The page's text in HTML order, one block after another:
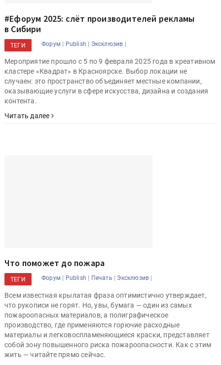
#Ефорум 2025: слёт производителей рекламы
в Сибири
ТЕГИ Форум|Publish|Эксклюзив|
Мероприятие прошло с 5 по 9 февраля 2025 года в креативном
кластере «Квадрат» в Красноярске. Выбор локации не
случаен: это пространство объединяет местные компании,
контента.
Что поможет до пожара
ТЕГИ | Печать |
Всем известная крылатая фраза оптимистично утверждает,
что рукописи не горят. Но, увы, бумага — один из самых
пожароопасных материалов, а полиграфическое
производство, где применяются горючие расходные
материалы и легковоспламеняющиеся краски, представляет